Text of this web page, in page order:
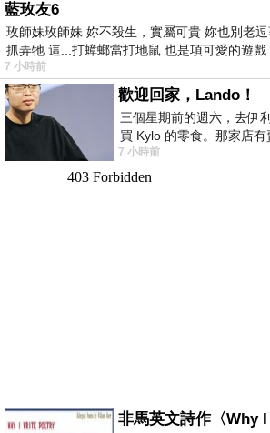
藍玫友6
玫師妹玫師妹 妳不殺生，實屬可貴 妳也別老逗
抓弄牠 這...打蟑螂當打地鼠 也是項可愛的遊戲
7 小時前
歡迎回家，Lando！
三個星期前的週六，去伊
買 Kylo 的零食。那家店
顧都會去看一下。他們偶
7 小時前
非馬英文詩作〈Why